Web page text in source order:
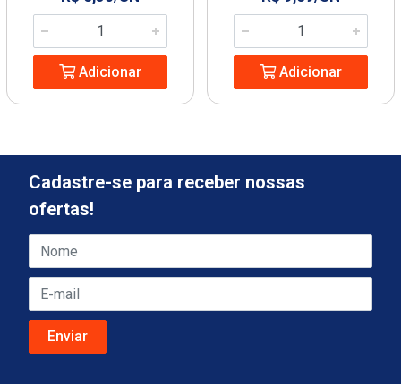
Adicionar Adicionar
Cadastre-se para receber nossas
ofertas!